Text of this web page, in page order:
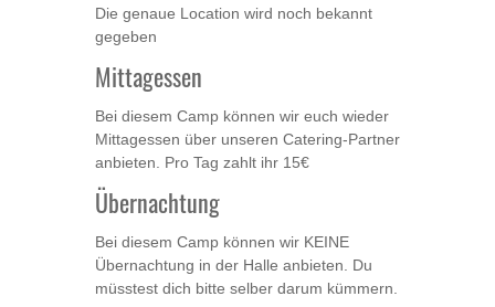
Die genaue Location wird noch bekannt
gegeben
Mittagessen
Bei diesem Camp können wir euch wieder
Mittagessen über unseren Catering-Partner
anbieten. Pro Tag zahlt ihr 15€
Übernachtung
Bei diesem Camp können wir KEINE
Übernachtung in der Halle anbieten. Du
müsstest dich bitte selber darum kümmern.